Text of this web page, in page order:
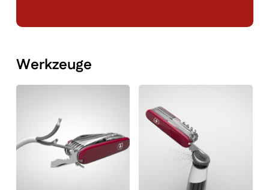
Werkzeuge